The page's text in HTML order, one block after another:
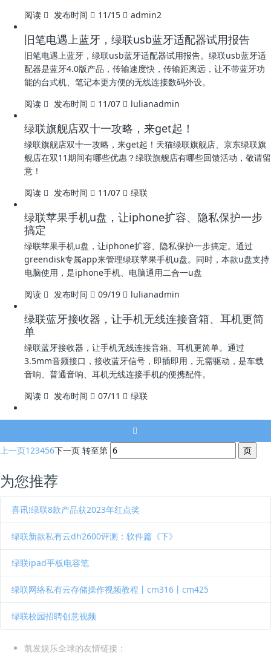
阅读
发布时间 11/15 admin2
旧笔电遇上蓝牙，绿联usb蓝牙适配器试用报告
旧笔电遇上蓝牙，绿联usb蓝牙适配器试用报告。绿联usb蓝牙适
配器是蓝牙4.0版产品，传输速度快，传输距离远，让不带蓝牙功
能的台式机、笔记本更方便的无线连接数码外设。
阅读
发布时间 11/07 lulianadmin
绿联旗舰店双十一攻略，来get起！
绿联旗舰店双十一攻略，来get起！天猫绿联旗舰店、京东绿联旗
舰店在双11期间有哪些优惠？绿联旗舰店有哪些回馈活动，敬请留
意！
阅读
发布时间 11/07 绿联
绿联苹果手机u盘，让iphone扩容、隐私保护一步
搞定
绿联苹果手机u盘，让iphone扩容、隐私保护一步搞定。通过
greendisk专属app来管理绿联苹果手机u盘。同时，本款u盘支持
电脑使用，是iphone手机、电脑通用二合一u盘
阅读
发布时间 09/19 lulianadmin
绿联蓝牙接收器，让手机无线连接音箱、耳机更简
单
绿联蓝牙接收器，让手机无线连接音箱、耳机更简单。通过
3.5mm音频接口，接收蓝牙信号，即插即用，无需驱动，是车载
音响、普通音响、耳机无线连接手机的便携配件。
阅读
发布时间 07/11 绿联
上一页123456下一页 转至第
为您推荐
喜讯!绿联8款产品获2023年红点奖
绿联新款私有云dh2600评测：软件篇《下》
绿联ipad平板电容笔
绿联网络私有云存储操作视频教程丨cm316丨cm425
绿联校园招聘创意视频
凯发娱乐全球的友情链接：